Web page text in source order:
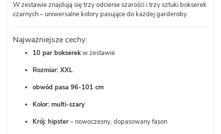
W zestawie znajdują się trzy odcienie szarości i trzy sztuki bokserek
czarnych – uniwersalne kolory pasujące do każdej garderoby.
Najważniejsze cechy:
10 par bokserekw zestawie
Rozmiar: XXL
obwód pasa 96-101 cm
Kolor: multi-szary
Krój: hipster– nowoczesny, dopasowany fason